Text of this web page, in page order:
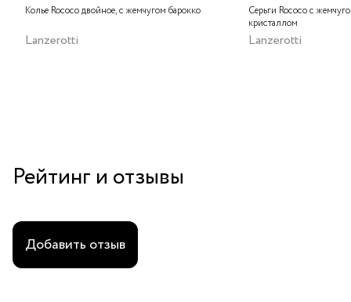
Колье Rococo двойное, с жемчугом барокко
Lanzerotti
Серьги Rococo с
кристаллом
Lanzerotti
Рейтинг и отзывы
Добавить отзыв